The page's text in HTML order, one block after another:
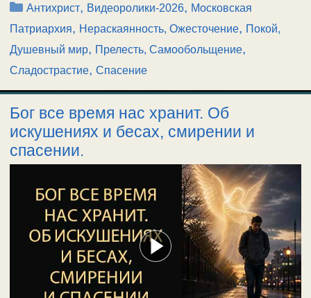
Рубрики
Антихрист, Видеоролики-2026, Московская
Патриархия, Нераскаянность, Ожесточение, Покой,
Душевный мир, Прелесть, Самообольщение,
Сладострастие, Спасение
Бог все время нас хранит. Об
искушениях и бесах, смирении и
спасении.